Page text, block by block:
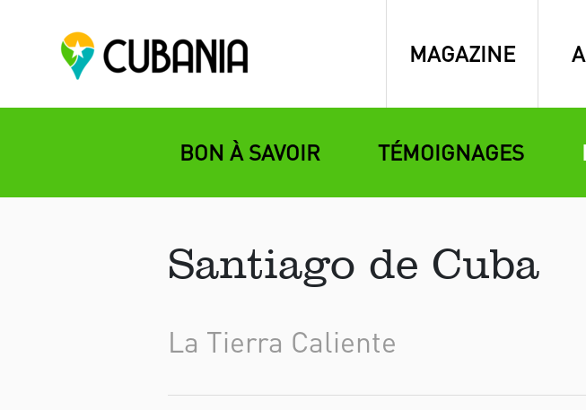
MAGAZINE
BON À SAVOIR TÉMOIGNAGES
Santiago de Cuba
La Tierra Caliente